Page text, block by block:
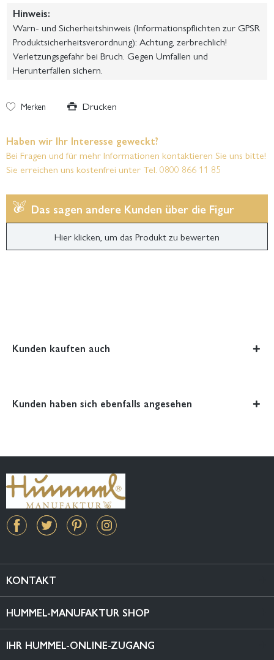
Hinweis:
Warn- und Sicherheitshinweis (Informationspflichten zur GPSR
Produktsicherheitsverordnung): Achtung, zerbrechlich!
Verletzungsgefahr bei Bruch. Gegen Umfallen und
Herunterfallen sichern.
Merken Drucken
Haben wir Ihr Interesse geweckt?
Bei Fragen und für mehr Informationen kontaktieren Sie uns bitte!
Sie erreichen uns kostenfrei unter Tel. 0800 866 11 85
Das sagen andere Kunden über die Figur
Hier klicken, um das Produkt zu bewerten
Kunden kauften auch
Kunden haben sich ebenfalls angesehen
KONTAKT
HUMMEL-MANUFAKTUR SHOP
IHR HUMMEL-ONLINE-ZUGANG